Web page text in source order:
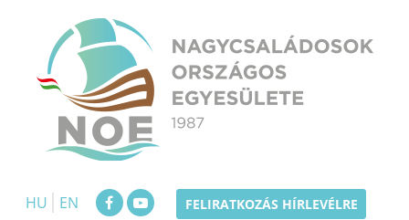
content
HU
EN FELIRATKOZÁS HÍRLEVÉLRE